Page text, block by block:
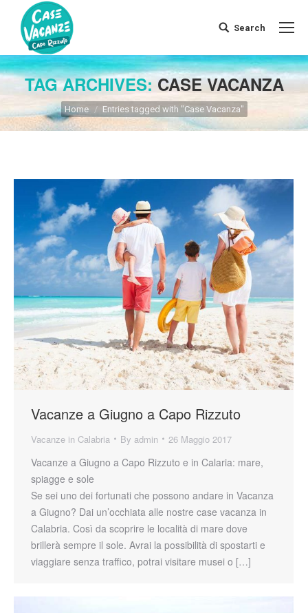
Search:
Search
TAG ARCHIVES: CASE VACANZA
You are here:Home Entries tagged with "Case Vacanza"
Vacanze a Giugno a Capo Rizzuto
Vacanze in Calabria By admin 26 Maggio 2017
Vacanze a Giugno a Capo Rizzuto e in Calaria: mare,
spiagge e sole
Se sei uno dei fortunati che possono andare in Vacanza
a Giugno? Dai un’occhiata alle nostre case vacanza in
Calabria. Così da scoprire le località di mare dove
brillerà sempre il sole. Avrai la possibilità di spostarti e
viaggiare senza traffico, potrai visitare musei o […]